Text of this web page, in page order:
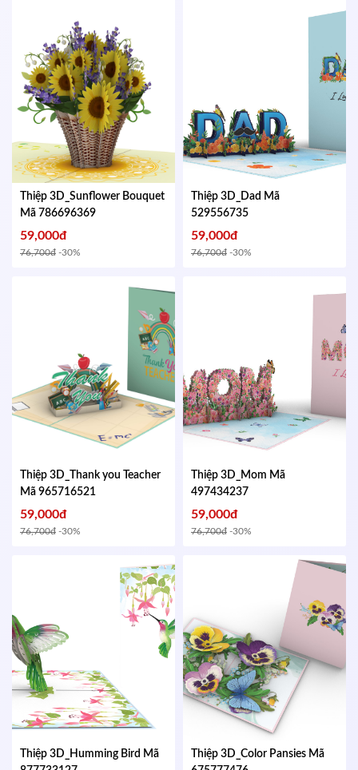
Thiệp 3D_Sunflower Bouquet
Mã 786696369
59,000đ
76,700đ -30%
Thiệp 3D_Dad Mã
529556735
59,000đ
76,700đ -30%
Thiệp 3D_Thank you Teacher
Mã 965716521
59,000đ
76,700đ -30%
Thiệp 3D_Mom Mã
497434237
59,000đ
76,700đ -30%
Thiệp 3D_Humming Bird Mã
Thiệp 3D_Color Pansies Mã